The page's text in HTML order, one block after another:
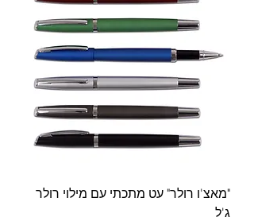
"מאצ'ו רולר" עט מתכתי עם מילוי רולר
ג'ל